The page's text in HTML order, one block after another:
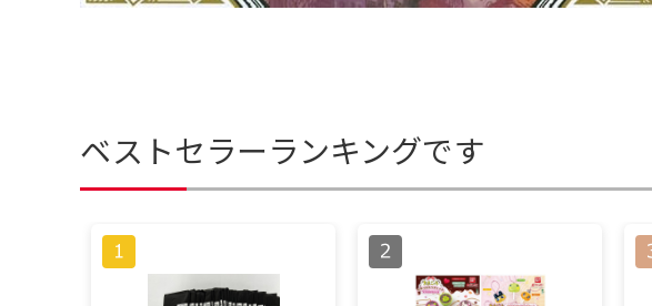
ベストセラーランキングです